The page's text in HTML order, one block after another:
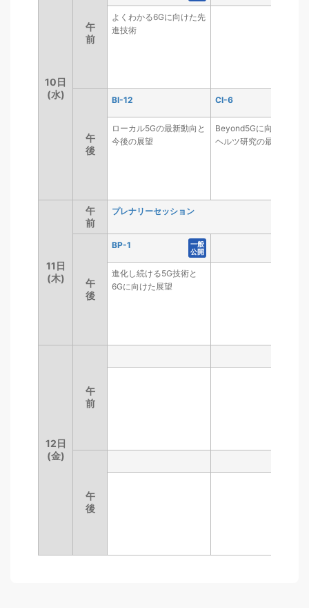
10日
(水)
午
前
よくわかる6Gに向けた先
進技術
午
後
BI-12 CI-6
ローカル5Gの最新動向と
今後の展望
Beyond5Gに向けたテラ
ヘルツ研究の最前線
11日
(木)
午
前
プレナリーセッション
午
後
BP-1
一般
公開
進化し続ける5G技術と
6Gに向けた展望
12日
(金)
午
前
午
後
10日
(水)
午
前
午
後
BI-12 CI-6
11日
(木)
午
前
プレナリーセッション
午
後
BP-1
一般
公開
12日
(金)
午
前
午
後